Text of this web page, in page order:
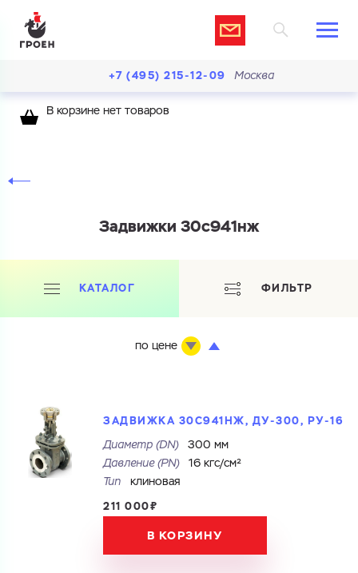
+7 (495) 215-12-09 Москва
В корзине нет товаров
Задвижки 30с941нж
КАТАЛОГ
по цене
ФИЛЬТР
ЗАДВИЖКА 30С941НЖ, ДУ-300, РУ-16
Диаметр (DN)
300 мм
Давление (PN)
16 кгс/см²
Тип
клиновая
211 000₽
В КОРЗИНУ